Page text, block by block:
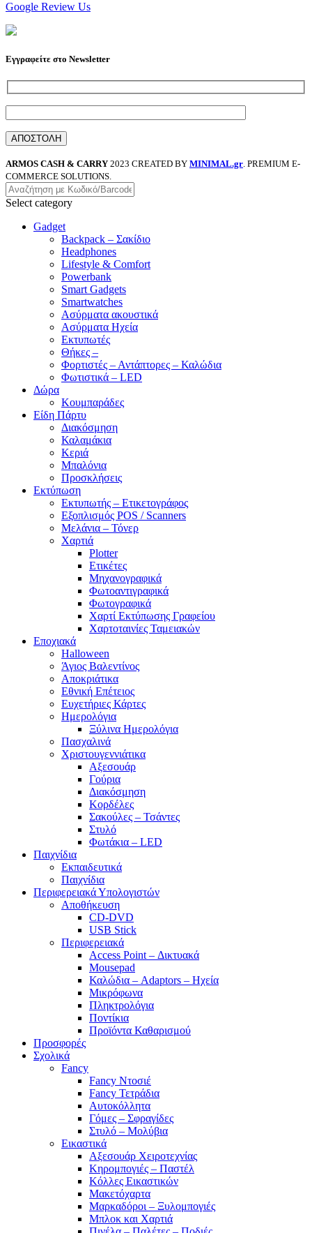
Google Review Us
Εγγραφείτε στο Newsletter
ARMOS CASH & CARRY 2023 CREATED BY MINIMAL.gr . PREMIUM E-
COMMERCE SOLUTIONS.
Select category
Gadget
Backpack – Σακίδιο
Headphones
Lifestyle & Comfort
Powerbank
Smart Gadgets
Smartwatches
Ασύρματα ακουστικά
Ασύρματα Ηχεία
Εκτυπωτές
Θήκες –
Φορτιστές – Αντάπτορες – Καλώδια
Φωτιστικά – LED
Δώρα
Κουμπαράδες
Είδη Πάρτυ
Διακόσμηση
Καλαμάκια
Κεριά
Μπαλόνια
Προσκλήσεις
Εκτύπωση
Εκτυπωτής – Ετικετογράφος
Εξοπλισμός POS / Scanners
Μελάνια – Τόνερ
Χαρτιά
Plotter
Ετικέτες
Μηχανογραφικά
Φωτοαντιγραφικά
Φωτογραφικά
Χαρτί Εκτύπωσης Γραφείου
Χαρτοταινίες Ταμειακών
Εποχιακά
Halloween
Άγιος Βαλεντίνος
Αποκριάτικα
Εθνική Επέτειος
Ευχετήριες Κάρτες
Ημερολόγια
Ξύλινα Ημερολόγια
Πασχαλινά
Χριστουγεννιάτικα
Αξεσουάρ
Γούρια
Διακόσμηση
Κορδέλες
Σακούλες – Τσάντες
Στυλό
Φωτάκια – LED
Παιχνίδια
Εκπαιδευτικά
Παιχνίδια
Περιφερειακά Υπολογιστών
Αποθήκευση
CD-DVD
USB Stick
Περιφερειακά
Access Point – Δικτυακά
Mousepad
Καλώδια – Adaptors – Ηχεία
Μικρόφωνα
Πληκτρολόγια
Ποντίκια
Προϊόντα Καθαρισμού
Προσφορές
Σχολικά
Fancy
Fancy Ντοσιέ
Fancy Τετράδια
Αυτοκόλλητα
Γόμες – Σφραγίδες
Στυλό – Μολύβια
Εικαστικά
Αξεσουάρ Χειροτεχνίας
Κηρομπογιές – Παστέλ
Κόλλες Εικαστικών
Μακετόχαρτα
Μαρκαδόροι – Ξυλομπογιές
Μπλοκ και Χαρτιά